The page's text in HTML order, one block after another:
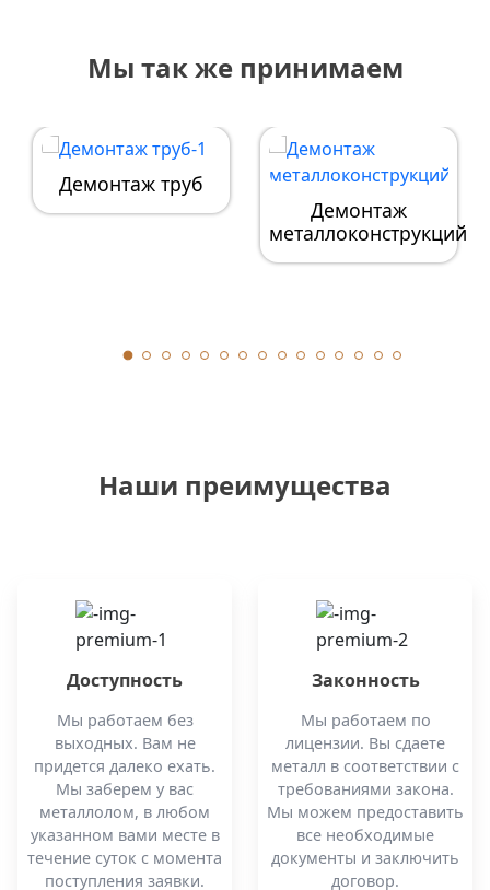
Мы так же принимаем
Демонтаж труб
Демонтаж
металлоконструкций
Наши преимущества
Доступность
Мы работаем без
выходных. Вам не
придется далеко ехать.
Мы заберем у вас
металлолом, в любом
указанном вами месте в
течение суток с момента
поступления заявки.
Законность
Мы работаем по
лицензии. Вы сдаете
металл в соответствии с
требованиями закона.
Мы можем предоставить
все необходимые
документы и заключить
договор.